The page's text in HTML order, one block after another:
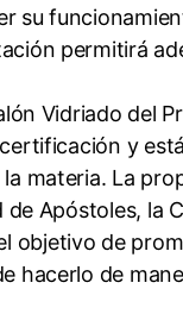
su
permitirá
Vidriado del
y
materia. La
Apóstoles, la
objetivo de
hacerlo de